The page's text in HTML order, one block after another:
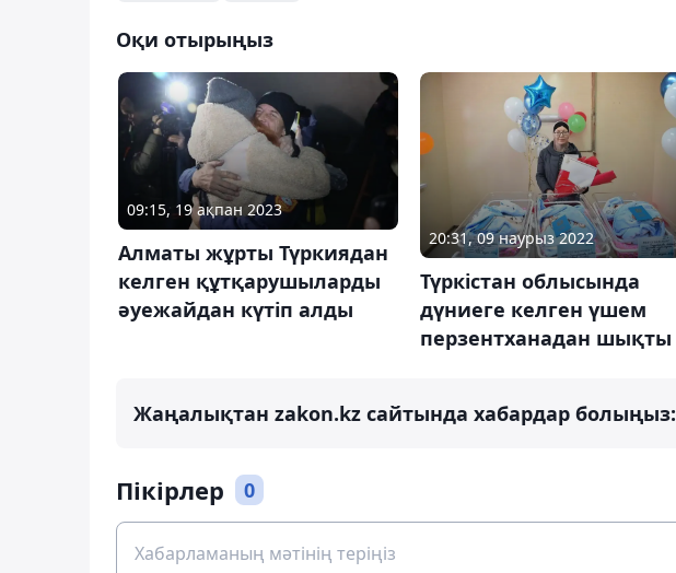
Оқи отырыңыз
09:15, 19 ақпан 2023
Алматы жұрты Түркиядан
келген құтқарушыларды
әуежайдан күтіп алды
20:31, 09 наурыз 2022
Түркістан облысында
дүниеге келген үшем
перзентханадан шықты
Жаңалықтан zakon.kz сайтында хабардар болыңыз:
Пікірлер 0